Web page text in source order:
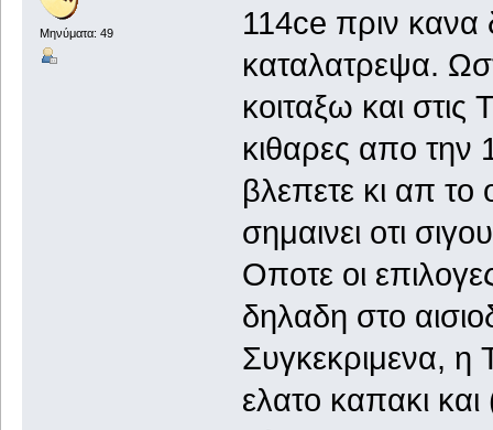
Μηνύματα: 49
114ce πριν κανα
καταλατρεψα.
κοιταξω και
κιθαρες απο την
βλεπετε κι απ το
σημαινει οτι
Οποτε οι
δηλαδη στο
Συγκεκριμενα,
ελατο καπακι